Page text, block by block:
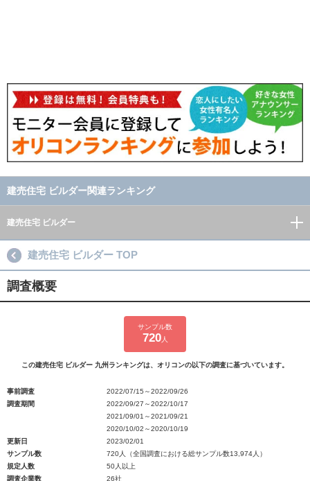
建売住宅 ビルダー関連ランキング
建売住宅 ビルダー
建売住宅 ビルダー TOP
調査概要
サンプル数
720人
この建売住宅 ビルダー 九州ランキングは、オリコンの以下の調査に基づいています。
事前調査
2022/07/15～2022/09/26
調査期間
2022/09/27～2022/10/17
2021/09/01～2021/09/21
2020/10/02～2020/10/19
更新日
2023/02/01
サンプル数
720人（全国調査における総サンプル数13,974人）
規定人数
50人以上
調査企業数
26社